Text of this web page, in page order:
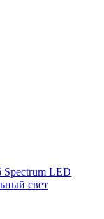
LED
свет